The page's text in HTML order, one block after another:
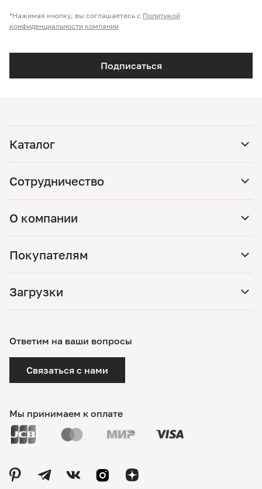
Подписаться
*Нажимая кнопку, вы соглашаетесь с Политикой
конфиденциальности компании
Каталог
Сотрудничество
О компании
Покупателям
Загрузки
Мы принимаем к оплате
Ответим на ваши вопросы
Связаться с нами